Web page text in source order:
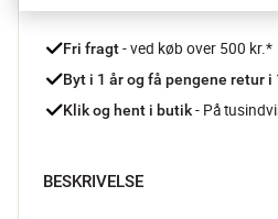
Fri fragt - ved køb over 500 kr.*
Byt i 1 år og få pengene retur i
Klik og hent i butik - På
BESKRIVELSE